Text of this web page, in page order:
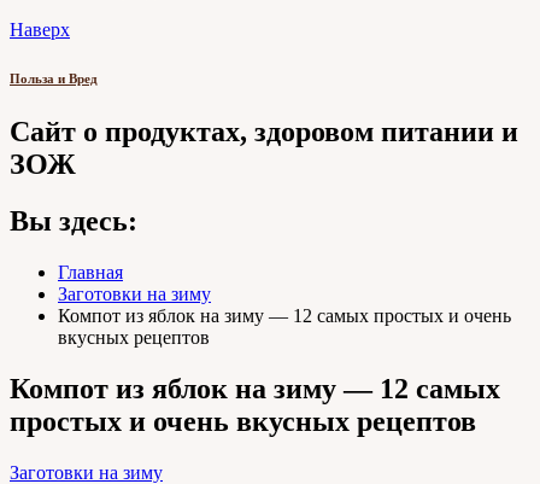
Наверх
Польза и Вред
Сайт о продуктах, здоровом питании и
ЗОЖ
Вы здесь:
Главная
Заготовки на зиму
Компот из яблок на зиму — 12 самых простых и очень
вкусных рецептов
Компот из яблок на зиму — 12 самых
простых и очень вкусных рецептов
Заготовки на зиму